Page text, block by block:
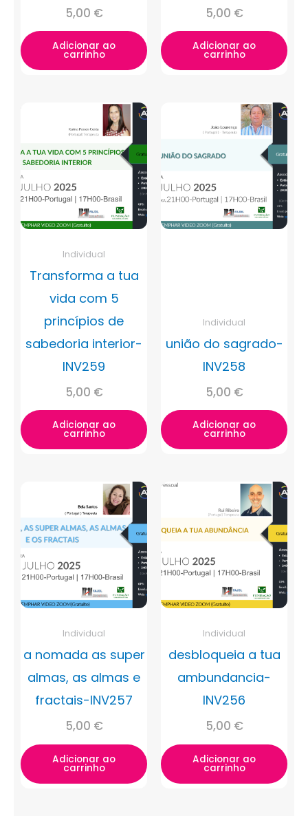
5,00 €
Adicionar ao
carrinho
5,00 €
Adicionar ao
carrinho
Individual
Transforma a tua
vida com 5
princípios de
sabedoria interior-
INV259
5,00 €
Adicionar ao
carrinho
Individual
união do sagrado-
INV258
5,00 €
Adicionar ao
carrinho
Individual
a nomada as super
almas, as almas e
fractais-INV257
5,00 €
Adicionar ao
carrinho
Individual
desbloqueia a tua
ambundancia-
INV256
5,00 €
Adicionar ao
carrinho